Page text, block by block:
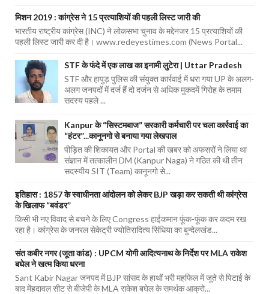
मिशन 2019 : कांग्रेस ने 15 प्रत्याशियों की पहली लिस्ट जारी की
भारतीय राष्ट्रीय कांग्रेस (INC) ने लोकसभा चुनाव के मद्देनजर 15 प्रत्याशियों की
पहली लिस्ट जारी कर दी है। www.redeyestimes.com (News Portal...
STF के फंदे में एक लाख का इनामी लुटेरा | Uttar Pradesh
STF और हापुड़ पुलिस की संयुक्त कार्रवाई में धरा गया UP के अलग-
अलग जनपदों में दर्ज हैं दो दर्जन से अधिक मुकदमें गिरोह के तमाम
सदस्य पहले ...
Kanpur के “सिस्टमबाज” सरकारी कर्मचारी पर चला कार्रवाई का
“हंटर”...कानूनगो से बनाया गया लेखपाल
पीड़ित की शिकायत और Portal की खबर को अफसरों ने लिया था
संज्ञान में तत्कालीन DM (Kanpur Naga) ने गठित की थी तीन
सदस्यीय SIT (Team) कानूनगो से...
इतिहास : 1857 के स्वाधीनता आंदोलन को लेकर BJP खड़ा कर सकती थी कांग्रेस
के खिलाफ “बवंडर”
किसी भी नए विवाद से बचने के लिए Congress हाईकमान फूंक-फूंक कर कदम रख
रहा है। कांग्रेस के जनरल सेकेट्री ज्योतिरादित्य सिंधिया का बुन्देलखंड...
संत कबीर नगर (जूता कांड) : UPCM योगी आदित्यनाथ के निर्देश पर MLA राकेश
बघेल ने खत्म किया धरना
Sant Kabir Nagar जनपद में BJP सांसद के हाथों भरी महफिल में जूते से पिटाई के
बाद मेंहदावल सीट से बीजेपी के MLA राकेश बघेल के समर्थक आक्रो...